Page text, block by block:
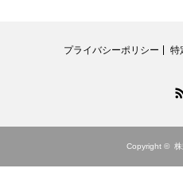
プライバシーポリシー 特
Copyright ©